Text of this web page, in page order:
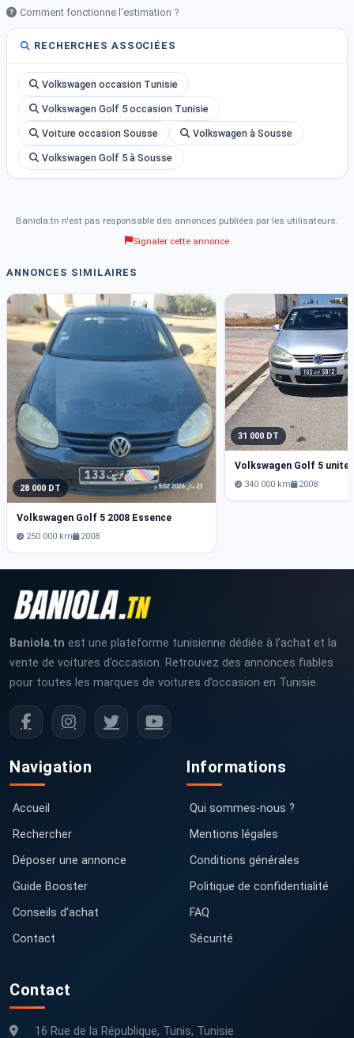
Comment fonctionne l'estimation ?
RECHERCHES ASSOCIÉES
Volkswagen occasion Tunisie
Volkswagen Golf 5 occasion Tunisie
Voiture occasion Sousse Volkswagen à Sousse
Volkswagen Golf 5 à Sousse
Baniola.tn n'est pas responsable des annonces publiées par les utilisateurs.
Signaler cette annonce
ANNONCES SIMILAIRES
28 000 DT
Volkswagen Golf 5 2008 Essence
250 000 km 2008
31 000 DT
340 000 km 2008
Baniola.tn est une plateforme tunisienne dédiée à l’achat et la
vente de voitures d’occasion. Retrouvez des annonces fiables
pour toutes les marques de voitures d’occasion en Tunisie.
Navigation
Accueil
Rechercher
Déposer une annonce
Guide Booster
Conseils d'achat
Contact
Informations
Qui sommes-nous ?
Mentions légales
Conditions générales
Politique de confidentialité
FAQ
Sécurité
Contact
16 Rue de la République, Tunis, Tunisie